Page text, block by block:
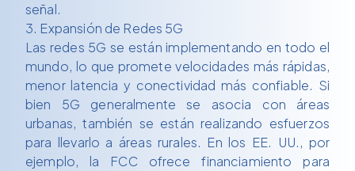
señal.
3. Expansión de Redes 5G
Las redes 5G se están implementando en todo el
mundo, lo que promete velocidades más rápidas,
menor latencia y conectividad más confiable. Si
bien 5G generalmente se asocia con áreas
urbanas, también se están realizando esfuerzos
para llevarlo a áreas rurales. En los EE. UU., por
ejemplo, la FCC ofrece financiamiento para